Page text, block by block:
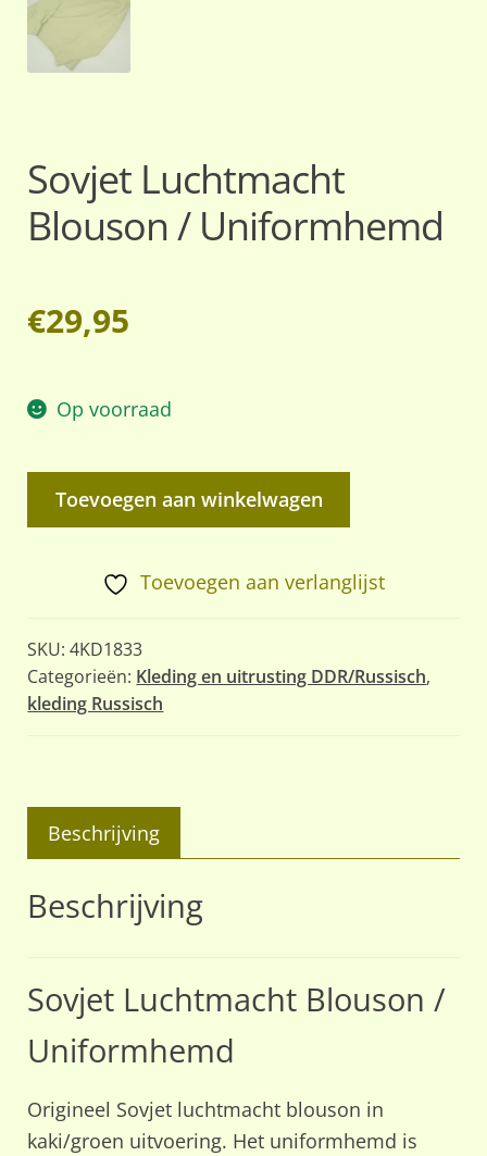
Sovjet Luchtmacht
Blouson / Uniformhemd
€29,95
Op voorraad
Sovjet
Luchtmacht
aantal
Toevoegen aan winkelwagen
Toevoegen aan verlanglijst
SKU:4KD1833
Categorieën: Kleding en uitrusting DDR/Russisch,
kleding Russisch
Beschrijving
Beschrijving
Sovjet Luchtmacht Blouson /
Uniformhemd
Origineel Sovjet luchtmacht blouson in
kaki/groen uitvoering. Het uniformhemd is